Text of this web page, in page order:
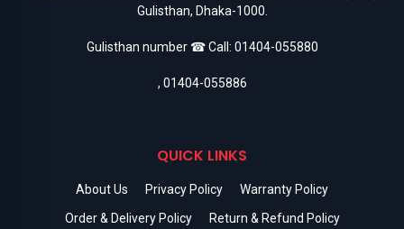
Gulisthan, Dhaka-1000.
Gulisthan number ☎ Call: 01404-055880
, 01404-055886
QUICK LINKS
About Us Privacy Policy
Warranty Policy
Order & Delivery Policy
Return & Refund Policy